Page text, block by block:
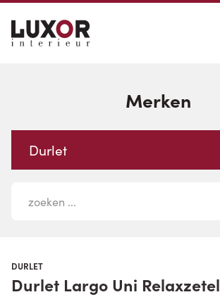
Merken
Durlet
DURLET
Durlet Largo Uni Relaxzetel